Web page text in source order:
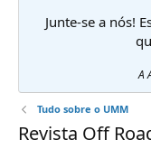
Junte-se a nós!
A
Tudo sobre o UMM
Revista Off